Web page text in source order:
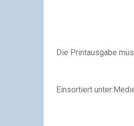
Die Printausgabe
Einsortiert